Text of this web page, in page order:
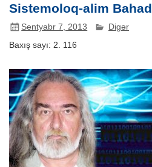
Sistemoloq-alim
Sentyabr 7, 2013 Digər
Baxış sayı: 2. 116